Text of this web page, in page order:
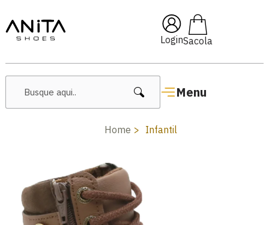
Login
Menu
Pai10
Home Infantil